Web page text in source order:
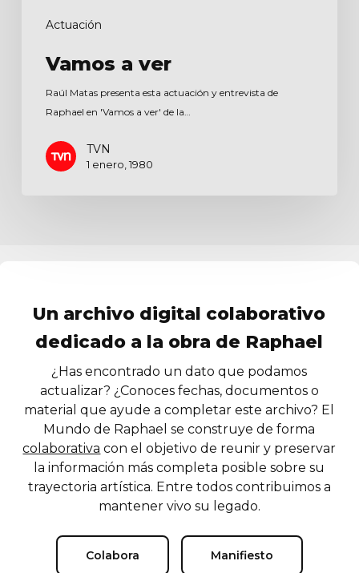
Actuación
Vamos a ver
Raúl Matas presenta esta actuación y entrevista de
Raphael en 'Vamos a ver' de la…
TVN
1 enero, 1980
Un archivo digital colaborativo
dedicado a la obra de Raphael
¿Has encontrado un dato que podamos
actualizar? ¿Conoces fechas, documentos o
material que ayude a completar este archivo? El
Mundo de Raphael se construye de forma
colaborativa con el objetivo de reunir y preservar
la información más completa posible sobre su
trayectoria artística. Entre todos contribuimos a
mantener vivo su legado.
Colabora Manifiesto